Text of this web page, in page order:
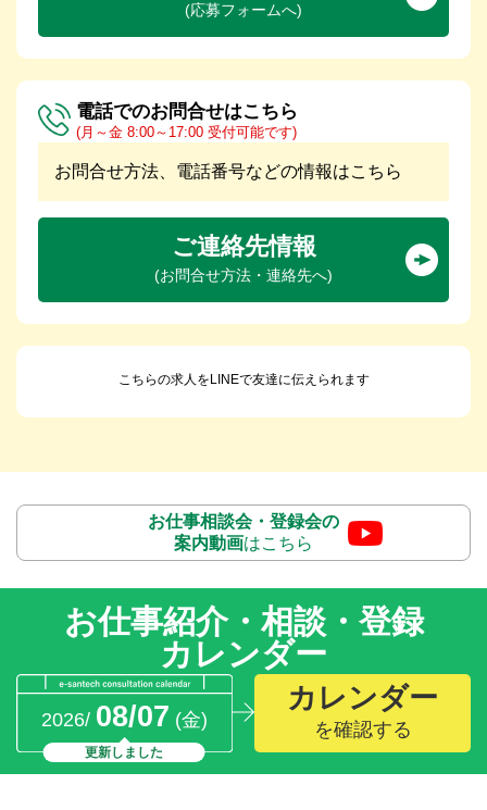
(応募フォームへ)
電話でのお問合せはこちら
(月～金 8:00～17:00 受付可能です)
お問合せ方法、電話番号などの情報はこちら
ご連絡先情報
(お問合せ方法・連絡先へ)
こちらの求人をLINEで友達に伝えられます
お仕事相談会・登録会の
案内動画はこちら
お仕事紹介・相談・登録
カレンダー
2026/ 08/07 (金)
更新しました
カレンダー
を確認する